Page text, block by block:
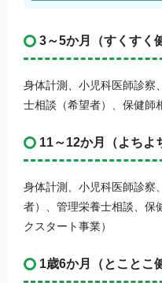
3～5か月（すくすく
身体計測、小児科医師診察
士相談（希望者）、保健師
11～12か月（よちよ
身体計測、小児科医師診察
者）、管理栄養士相談、保
クスタート事業）
1歳6か月（とことこ